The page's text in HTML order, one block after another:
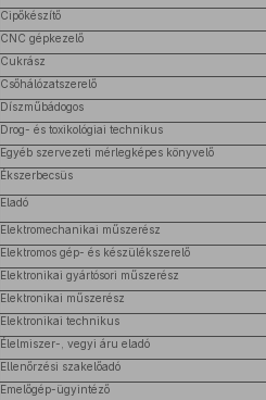
Cipőkészítő
CNC gépkezelő
Cukrász
Csőhálózatszerelő
Díszműbádogos
Drog- és toxikológiai technikus
Egyéb szervezeti mérlegképes könyvelő
Ékszerbecsüs
Eladó
Elektromechanikai műszerész
Elektromos gép- és készülékszerelő
Elektronikai gyártósori műszerész
Elektronikai műszerész
Elektronikai technikus
Élelmiszer-, vegyi áru eladó
Ellenőrzési szakelőadó
Emelőgép-ügyintéző